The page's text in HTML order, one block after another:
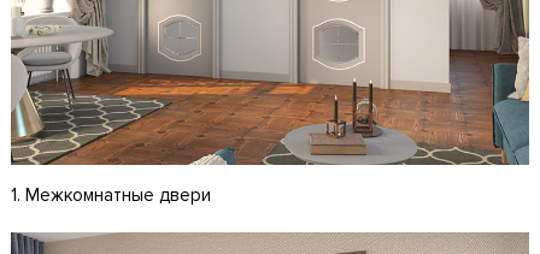
1. Межкомнатные двери